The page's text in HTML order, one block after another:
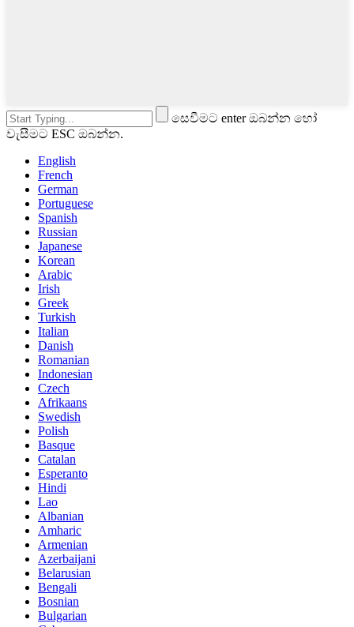
සෙවීමට enter ඔබන්න හෝ
වැසීමට ESC ඔබන්න.
English
French
German
Portuguese
Spanish
Russian
Japanese
Korean
Arabic
Irish
Greek
Turkish
Italian
Danish
Romanian
Indonesian
Czech
Afrikaans
Swedish
Polish
Basque
Catalan
Esperanto
Hindi
Lao
Albanian
Amharic
Armenian
Azerbaijani
Belarusian
Bengali
Bosnian
Bulgarian